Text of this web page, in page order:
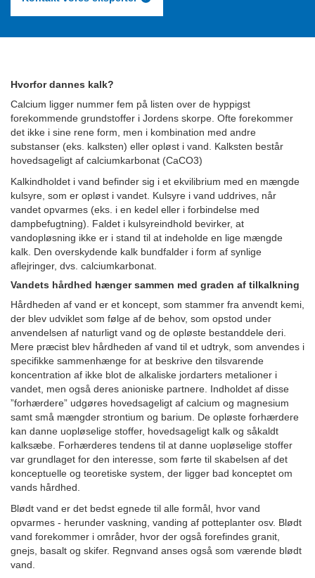
Hvorfor dannes kalk?
Calcium ligger nummer fem på listen over de hyppigst
forekommende grundstoffer i Jordens skorpe. Ofte forekommer
det ikke i sine rene form, men i kombination med andre
substanser (eks. kalksten) eller opløst i vand. Kalksten består
hovedsageligt af calciumkarbonat (CaCO3)
Kalkindholdet i vand befinder sig i et ekvilibrium med en mængde
kulsyre, som er opløst i vandet. Kulsyre i vand uddrives, når
vandet opvarmes (eks. i en kedel eller i forbindelse med
dampbefugtning). Faldet i kulsyreindhold bevirker, at
vandopløsning ikke er i stand til at indeholde en lige mængde
kalk. Den overskydende kalk bundfalder i form af synlige
aflejringer, dvs. calciumkarbonat.
Vandets hårdhed hænger sammen med graden af tilkalkning
Hårdheden af vand er et koncept, som stammer fra anvendt kemi,
der blev udviklet som følge af de behov, som opstod under
anvendelsen af naturligt vand og de opløste bestanddele deri.
Mere præcist blev hårdheden af vand til et udtryk, som anvendes i
specifikke sammenhænge for at beskrive den tilsvarende
koncentration af ikke blot de alkaliske jordarters metalioner i
vandet, men også deres anioniske partnere. Indholdet af disse
”forhærdere” udgøres hovedsageligt af calcium og magnesium
samt små mængder strontium og barium. De opløste forhærdere
kan danne uopløselige stoffer, hovedsageligt kalk og såkaldt
kalksæbe. Forhærderes tendens til at danne uopløselige stoffer
var grundlaget for den interesse, som førte til skabelsen af det
konceptuelle og teoretiske system, der ligger bad konceptet om
vands hårdhed.
Blødt vand er det bedst egnede til alle formål, hvor vand
opvarmes - herunder vaskning, vanding af potteplanter osv. Blødt
vand forekommer i områder, hvor der også forefindes granit,
gnejs, basalt og skifer. Regnvand anses også som værende blødt
vand.